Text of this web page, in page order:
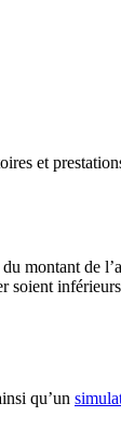
et
montant de
soient
qu’un